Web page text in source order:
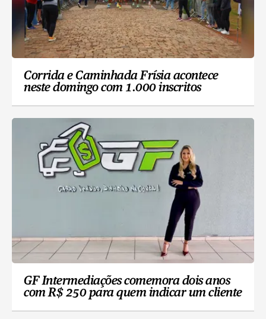
Corrida e Caminhada Frísia acontece
neste domingo com 1.000 inscritos
GF Intermediações comemora dois anos
com R$ 250 para quem indicar um cliente